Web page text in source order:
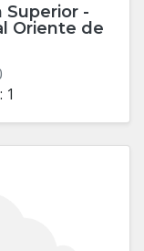
-
Oriente de
1